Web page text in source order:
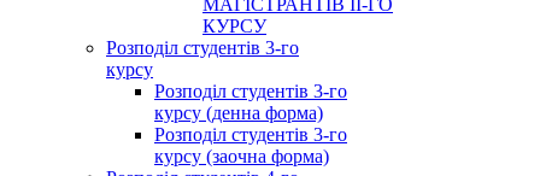
МАГІСТРАНТІВ ІІ-ГО
КУРСУ
Розподіл студентів 3-го
курсу
Розподіл студентів 3-го
курсу (денна форма)
Розподіл студентів 3-го
курсу (заочна форма)